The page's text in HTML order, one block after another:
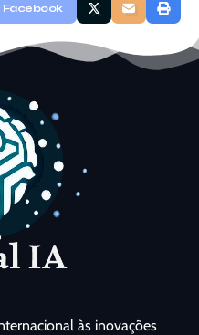
Facebook
às inovações